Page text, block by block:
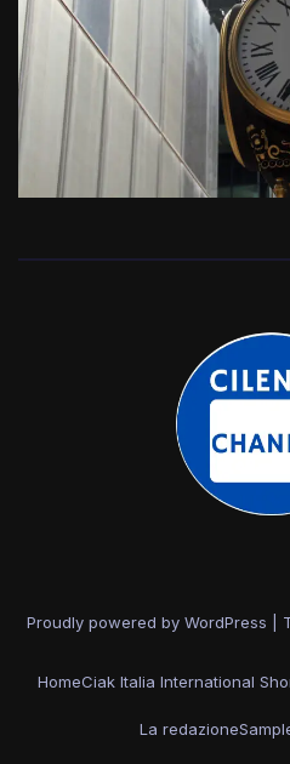
Proudly powered by WordPress
HomeCiak Italia International
La redazione